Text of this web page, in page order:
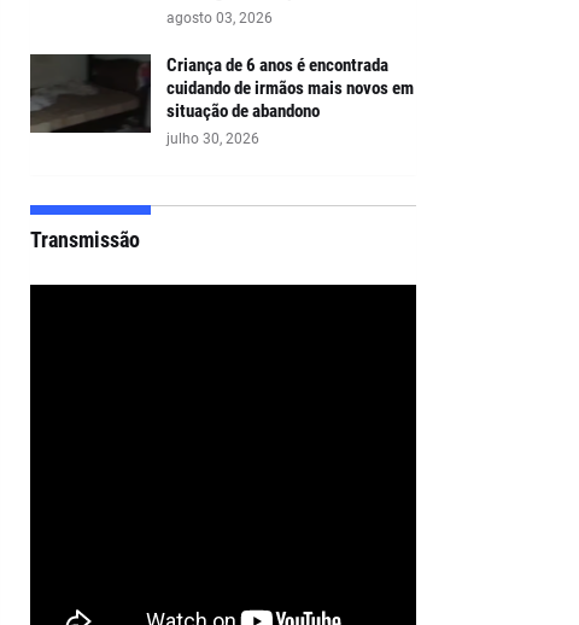
agosto 03, 2026
Criança de 6 anos é encontrada
cuidando de irmãos mais novos em
situação de abandono
julho 30, 2026
Transmissão